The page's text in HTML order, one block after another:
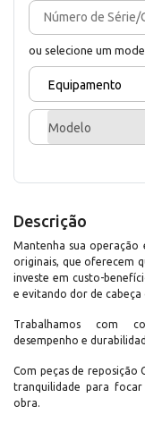
ou selecione um
Equipamento
Modelo
Descrição
Mantenha sua operação
originais, que oferecem
investe em custo-
e evitando dor de cabeça
Trabalhamos com
desempenho e
Com peças de reposição
tranquilidade para
obra.